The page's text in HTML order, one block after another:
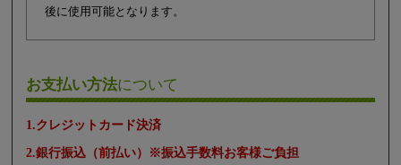
後に使用可能となります。
お支払い方法について
1.クレジットカード決済
2.銀行振込（前払い）※振込手数料お客様ご負担